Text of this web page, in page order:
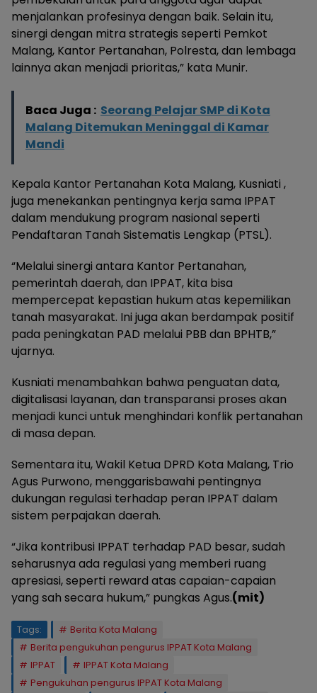
menjalankan profesinya dengan baik. Selain itu,
sinergi dengan mitra strategis seperti Pemkot
Malang, Kantor Pertanahan, Polresta, dan lembaga
lainnya akan menjadi prioritas,” kata Munir.
Baca Juga : Seorang Pelajar SMP di Kota
Malang Ditemukan Meninggal di Kamar
Mandi
Kepala Kantor Pertanahan Kota Malang, Kusniati ,
juga menekankan pentingnya kerja sama IPPAT
dalam mendukung program nasional seperti
Pendaftaran Tanah Sistematis Lengkap (PTSL).
“Melalui sinergi antara Kantor Pertanahan,
pemerintah daerah, dan IPPAT, kita bisa
mempercepat kepastian hukum atas kepemilikan
tanah masyarakat. Ini juga akan berdampak positif
pada peningkatan PAD melalui PBB dan BPHTB,”
ujarnya.
Kusniati menambahkan bahwa penguatan data,
digitalisasi layanan, dan transparansi proses akan
menjadi kunci untuk menghindari konflik pertanahan
di masa depan.
Sementara itu, Wakil Ketua DPRD Kota Malang, Trio
Agus Purwono, menggarisbawahi pentingnya
dukungan regulasi terhadap peran IPPAT dalam
sistem perpajakan daerah.
“Jika kontribusi IPPAT terhadap PAD besar, sudah
seharusnya ada regulasi yang memberi ruang
apresiasi, seperti reward atas capaian-capaian
yang sah secara hukum,” pungkas Agus.(mit)
Tags:
Berita Kota Malang
Berita pengukuhan pengurus IPPAT Kota Malang
IPPAT
IPPAT Kota Malang
Pengukuhan pengurus IPPAT Kota Malang